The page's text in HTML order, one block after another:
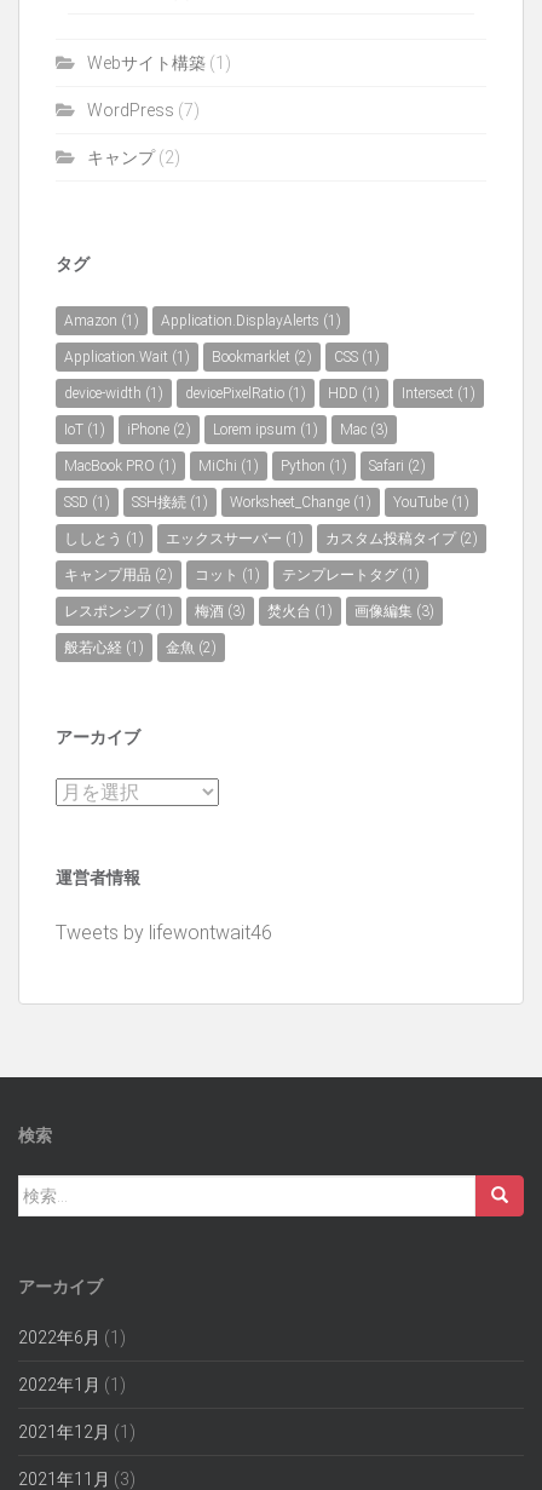
Webサイト構築 (1)
WordPress (7)
キャンプ(2)
タグ
Amazon (1) Application.DisplayAlerts (1)
Application.Wait (1) Bookmarklet (2) CSS (1)
device-width (1) devicePixelRatio (1) HDD (1) Intersect (1)
IoT (1) iPhone (2) Lorem ipsum (1) Mac (3)
MacBook PRO (1) MiChi (1) Python (1) Safari (2)
SSD (1) SSH接続 (1) Worksheet_Change (1) YouTube (1)
ししとう (1) エックスサーバー (1) カスタム投稿タイプ (2)
キャンプ用品 (2) コット (1) テンプレートタグ (1)
レスポンシブ (1) 梅酒 (3) 焚火台 (1) 画像編集 (3)
般若心経 (1) 金魚 (2)
アーカイブ
ア
イ
運営者情報
Tweets by lifewontwait46
検索
検
索:
アーカイブ
2022年6月 (1)
2022年1月 (1)
2021年12月 (1)
2021年11月 (3)